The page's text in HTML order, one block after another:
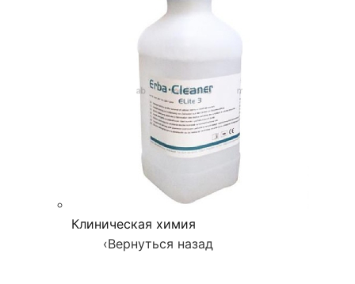
Клиническая химия
‹Вернуться назад